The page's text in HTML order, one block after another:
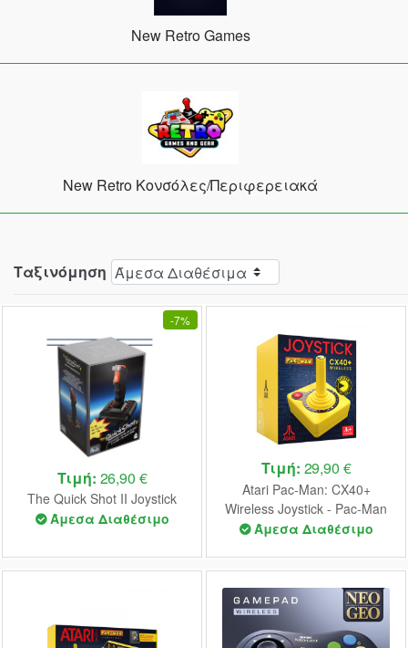
New Retro Games
New Retro Κονσόλες/Περιφερειακά
Ταξινόμηση
-7%
Τιμή: 26,90 €
The Quick Shot II Joystick
Άμεσα Διαθέσιμο
Τιμή: 29,90 €
Atari Pac-Man: CX40+
Wireless Joystick - Pac-Man
(Open Box)
Άμεσα Διαθέσιμο